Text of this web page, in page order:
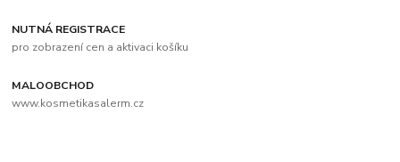
NUTNÁ REGISTRACE
pro zobrazení cen a aktivaci košíku
MALOOBCHOD
www.kosmetikasalerm.cz